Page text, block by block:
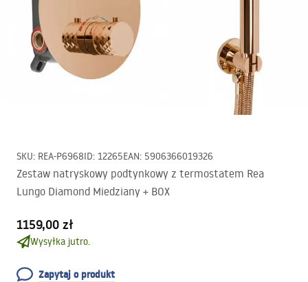
SKU: REA-P6968ID: 12265EAN: 5906366019326
Zestaw natryskowy podtynkowy z termostatem Rea
Lungo Diamond Miedziany + BOX
1159,00 zł
Wysyłka jutro.
Zapytaj o produkt